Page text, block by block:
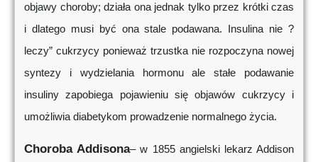
objawy choroby; działa ona jednak tylko przez krótki czas
i dlatego musi być ona stale podawana. Insulina nie ?
leczy” cukrzycy ponieważ trzustka nie rozpoczyna nowej
syntezy i wydzielania hormonu ale stałe podawanie
insuliny zapobiega pojawieniu się objawów cukrzycy i
umożliwia diabetykom prowadzenie normalnego życia.
Choroba Addisona– w 1855 angielski lekarz Addison